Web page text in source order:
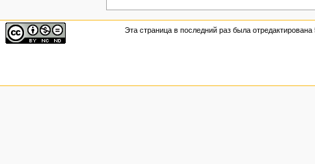
Эта страница в последний раз была отредактирована